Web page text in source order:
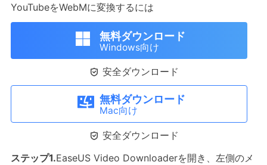
YouTubeをWebMに変換するには
無料ダウンロード
Windows向け
 安全ダウンロード
無料ダウンロード
Mac向け
 安全ダウンロード
ステップ1.EaseUS Video Downloaderを開き、左側のメ